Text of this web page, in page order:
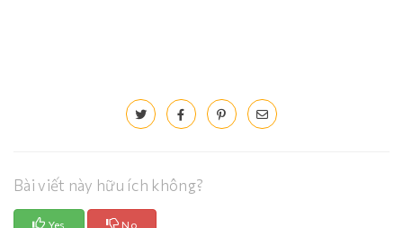
Bài viết này hữu ích không?
Yes No